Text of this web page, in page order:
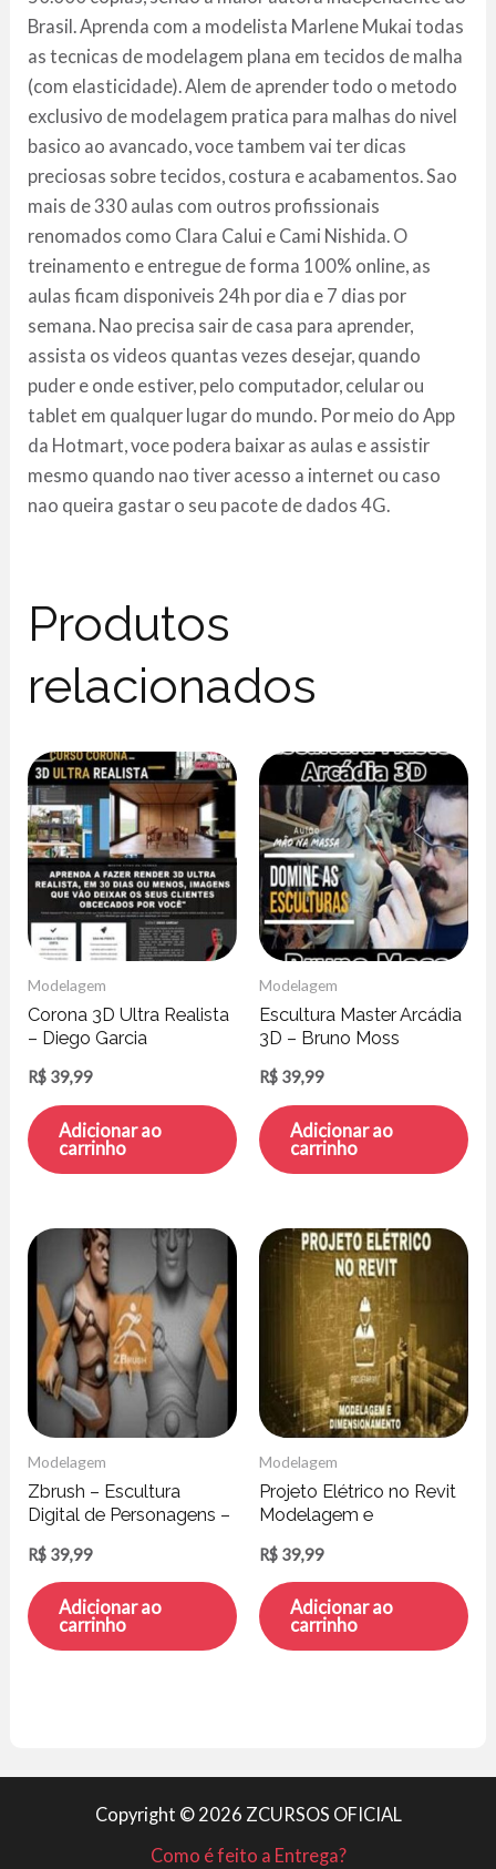
Brasil. Aprenda com a modelista Marlene Mukai todas
as tecnicas de modelagem plana em tecidos de malha
(com elasticidade). Alem de aprender todo o metodo
exclusivo de modelagem pratica para malhas do nivel
basico ao avancado, voce tambem vai ter dicas
preciosas sobre tecidos, costura e acabamentos. Sao
mais de 330 aulas com outros profissionais
renomados como Clara Calui e Cami Nishida. O
treinamento e entregue de forma 100% online, as
aulas ficam disponiveis 24h por dia e 7 dias por
semana. Nao precisa sair de casa para aprender,
assista os videos quantas vezes desejar, quando
puder e onde estiver, pelo computador, celular ou
tablet em qualquer lugar do mundo. Por meio do App
da Hotmart, voce podera baixar as aulas e assistir
mesmo quando nao tiver acesso a internet ou caso
nao queira gastar o seu pacote de dados 4G.
Produtos
relacionados
Modelagem
Corona 3D Ultra Realista
– Diego Garcia
R$ 39,99
Adicionar ao
carrinho
Modelagem
Escultura Master Arcádia
3D – Bruno Moss
R$ 39,99
Adicionar ao
carrinho
Modelagem
Zbrush – Escultura
Digital de Personagens –
R$ 39,99
Adicionar ao
carrinho
Modelagem
Projeto Elétrico no Revit
Modelagem e
Willian Alves de Oliveira
R$ 39,99
Adicionar ao
carrinho
Copyright © 2026 ZCURSOS OFICIAL
Como é feito a Entrega?